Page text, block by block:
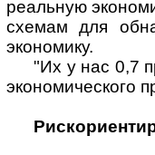
реальную
схемам для
экономику.
"Их у нас 0,7
экономического